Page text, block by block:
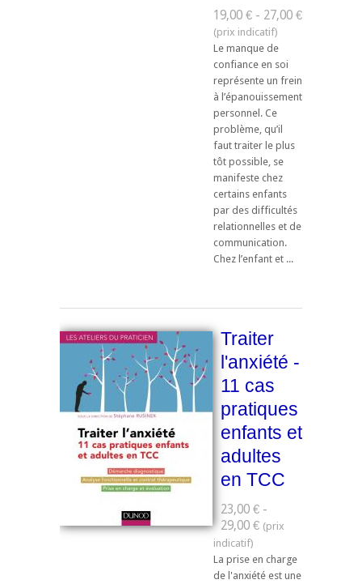
19,00 € - 27,00 €
Le manque de
confiance en soi
représente un frein
à l’épanouissement
personnel. Ce
problème, qu’il
faut traiter le plus
tôt possible, se
manifeste chez
certains enfants
par des difficultés
relationnelles et de
communication.
Chez l’enfant et ...
Traiter
l'anxiété -
11 cas
pratiques
enfants et
adultes
en TCC
23,00 € -
29,00 €
La prise en charge
de l'anxiété est une